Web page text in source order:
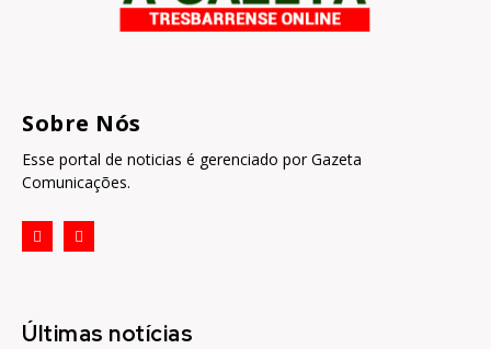
Sobre Nós
Esse portal de noticias é gerenciado por Gazeta
Comunicações.
Últimas notícias